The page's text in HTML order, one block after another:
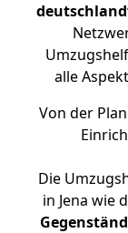
alle
Von der
Die
in Jena wie